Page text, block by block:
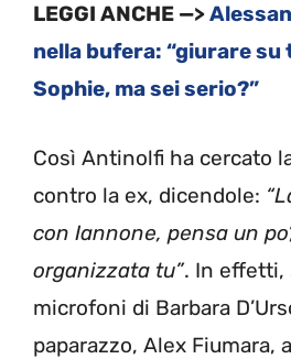
LEGGI ANCHE —>
nella bufera: “giurare
Sophie, ma sei serio?”
Così Antinolfi ha cercato
contro la ex, dicendole:
con Iannone, pensa un
organizzata tu”. In effetti,
microfoni di Barbara
paparazzo, Alex Fiumara,